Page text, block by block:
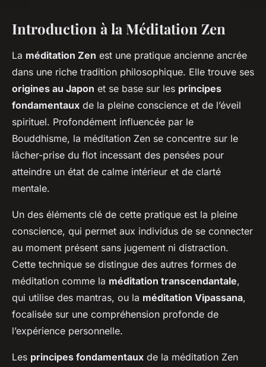
Introduction à la Méditation Zen
La méditation Zen est une pratique ancienne ancrée
dans une riche tradition philosophique. Elle trouve ses
origines au Japon et se base sur les principes
fondamentaux de la pleine conscience et de l’éveil
spirituel. Profondément influencée par le
Bouddhisme, la méditation Zen se concentre sur le
lâcher-prise du flot incessant des pensées pour
atteindre un état de calme intérieur et de clarté
mentale.
Un des éléments clé de cette pratique est la pleine
conscience, qui permet aux individus de se connecter
au moment présent sans jugement ni distraction.
Cette technique se distingue des autres formes de
méditation comme la méditation transcendantale,
qui utilise des mantras, ou la méditation Vipassana,
focalisée sur une compréhension profonde de
l’expérience personnelle.
Les principes fondamentaux de la méditation Zen